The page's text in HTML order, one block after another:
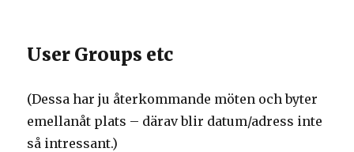
User Groups etc
(Dessa har ju återkommande möten och byter
emellanåt plats – därav blir datum/adress inte
så intressant.)